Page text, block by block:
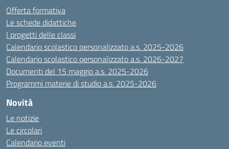
Offerta formativa
Le schede didattiche
I progetti delle classi
Calendario scolastico personalizzato a.s. 2025-2026
Calendario scolastico personalizzato a.s. 2026-2027
Documenti del 15 maggio a.s. 2025-2026
Programmi materie di studio a.s. 2025-2026
Novità
Le notizie
Le circolari
Calendario eventi